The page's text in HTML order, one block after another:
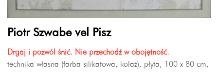
Piotr Szwabe vel Pisz
Drgaj i pozwól śnić. Nie przechodź w obojętność.
technika własna (farba silikatowa, kolaż), płyta, 100 x 80 cm,